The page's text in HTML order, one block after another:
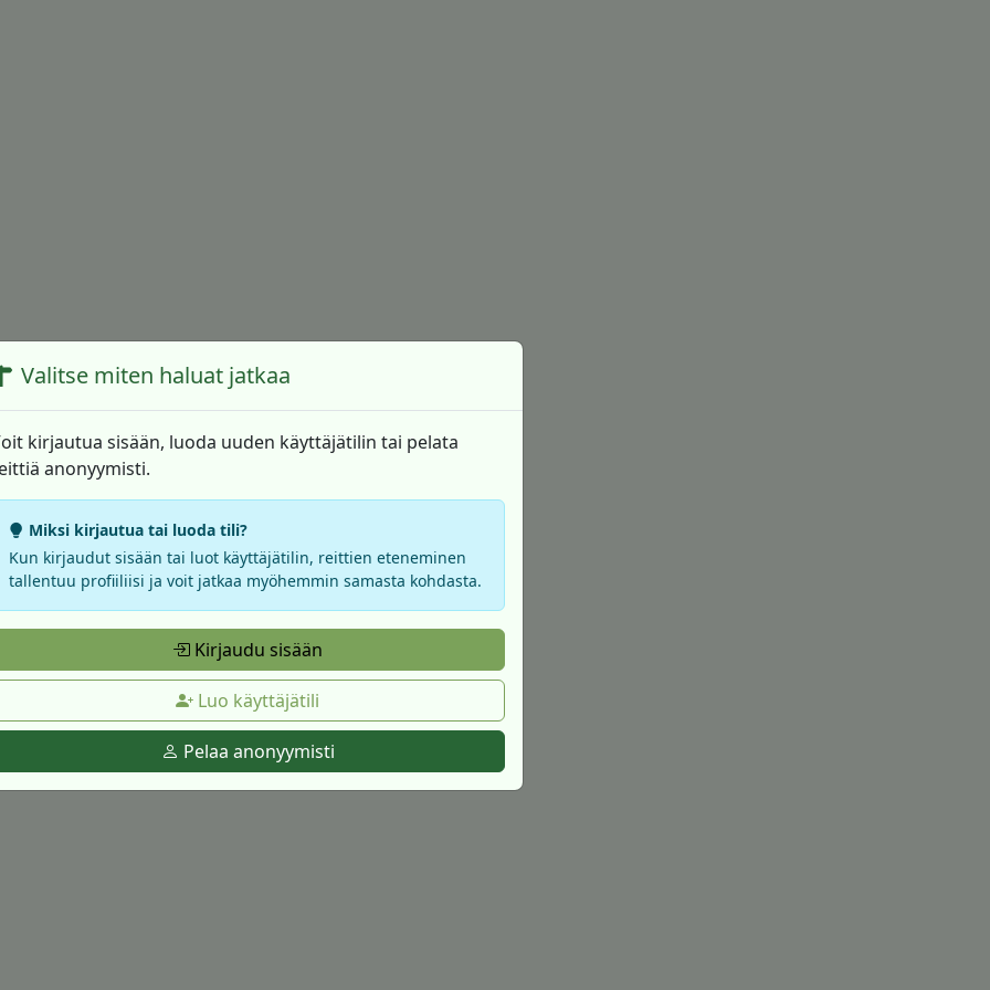
Valitse miten haluat jatkaa
kirjautua sisään, luoda uuden käyttäjätilin tai pelata
anonyymisti.
Miksi kirjautua tai luoda tili?
Kun kirjaudut sisään tai luot käyttäjätilin, reittien eteneminen
tallentuu profiiliisi ja voit jatkaa myöhemmin samasta kohdasta.
Kirjaudu sisään
Luo käyttäjätili
Pelaa anonyymisti